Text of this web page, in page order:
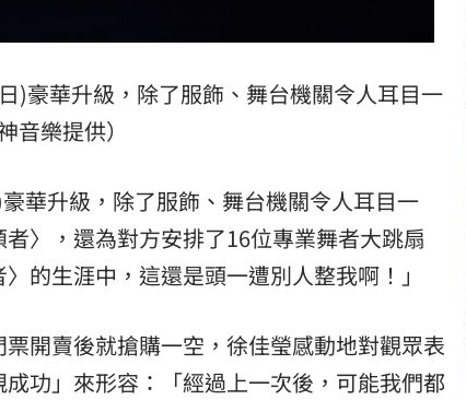
)豪華升級，除了服飾、舞台機關令人耳目一
音樂提供）
華升級，除了服飾、舞台機關令人耳目一
者〉，還為對方安排了16位專業舞者大跳扇
的生涯中，這還是頭一遭別人整我啊！」
開賣後就搶購一空，徐佳瑩感動地對觀眾表
功」來形容：「經過上一次後，可能我們都